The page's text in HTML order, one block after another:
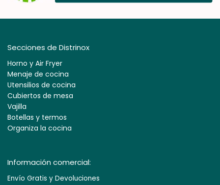
Secciones de Distrinox
Horno y Air Fryer
Menaje de cocina
Utensilios de cocina
Cubiertos de mesa
Vajilla
Botellas y termos
Organiza la cocina
Información comercial:
Envío Gratis y Devoluciones